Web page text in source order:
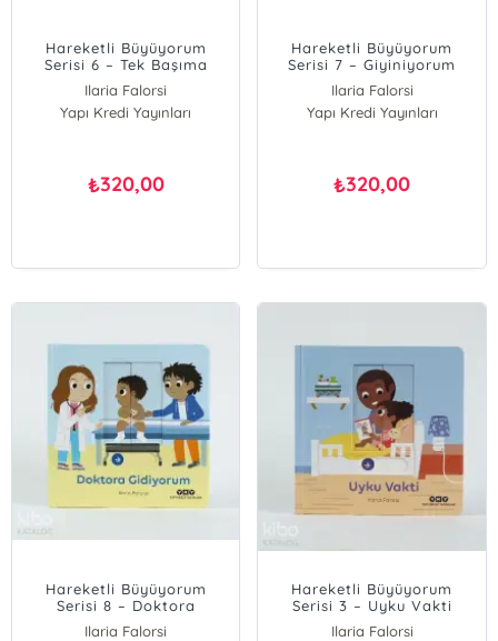
Hareketli Büyüyorum
Serisi 6 – Tek Başıma
Yemek Yiyorum
Ilaria Falorsi
Yapı Kredi Yayınları
₺320,00
Hareketli Büyüyorum
Serisi 7 – Giyiniyorum
Ilaria Falorsi
Yapı Kredi Yayınları
₺320,00
Hareketli Büyüyorum
Serisi 8 – Doktora
Gidiyorum
Ilaria Falorsi
Hareketli Büyüyorum
Serisi 3 – Uyku Vakti
Ilaria Falorsi